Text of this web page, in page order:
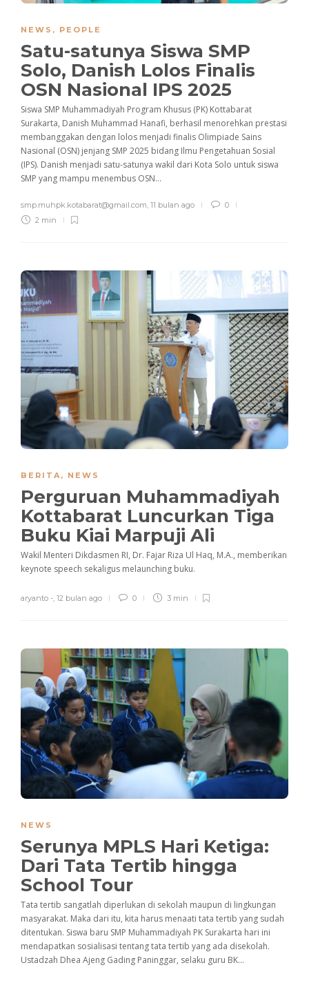
NEWS , PEOPLE
Satu-satunya Siswa SMP
Solo, Danish Lolos Finalis
OSN Nasional IPS 2025
Siswa SMP Muhammadiyah Program Khusus (PK) Kottabarat
Surakarta, Danish Muhammad Hanafi, berhasil menorehkan prestasi
membanggakan dengan lolos menjadi finalis Olimpiade Sains
Nasional (OSN) jenjang SMP 2025 bidang Ilmu Pengetahuan Sosial
(IPS). Danish menjadi satu-satunya wakil dari Kota Solo untuk siswa
SMP yang mampu menembus OSN...
smp.muhpk.kotabarat@gmail.com, 11 bulan ago
0
2 min
BERITA , NEWS
Perguruan Muhammadiyah
Kottabarat Luncurkan Tiga
Buku Kiai Marpuji Ali
Wakil Menteri Dikdasmen RI, Dr. Fajar Riza Ul Haq, M.A., memberikan
keynote speech sekaligus melaunching buku.
aryanto - 12 bulan ago 0 3 min
NEWS
Serunya MPLS Hari Ketiga:
Dari Tata Tertib hingga
School Tour
Tata tertib sangatlah diperlukan di sekolah maupun di lingkungan
masyarakat. Maka dari itu, kita harus menaati tata tertib yang sudah
ditentukan. Siswa baru SMP Muhammadiyah PK Surakarta hari ini
mendapatkan sosialisasi tentang tata tertib yang ada disekolah.
Ustadzah Dhea Ajeng Gading Paninggar, selaku guru BK...